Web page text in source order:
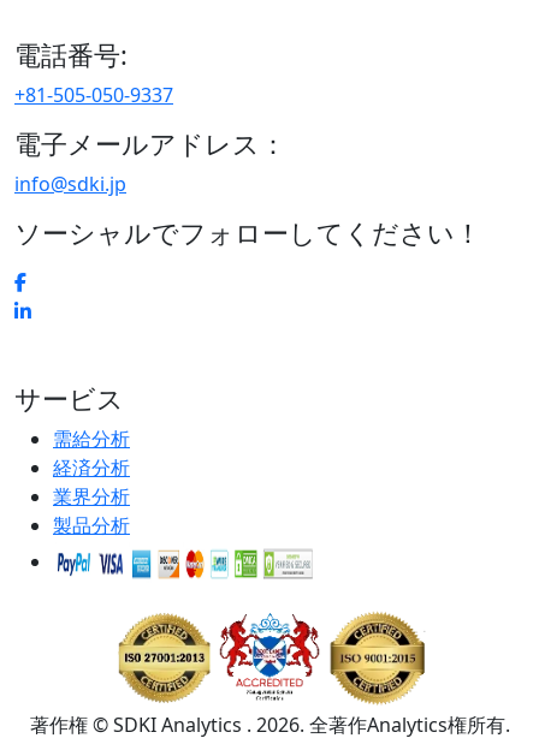
電話番号:
+81-505-050-9337
電子メールアドレス：
info@sdki.jp
ソーシャルでフォローしてください！
サービス
需給分析
経済分析
業界分析
製品分析
著作権 © SDKI Analytics . 2026. 全著作Analytics権所有.